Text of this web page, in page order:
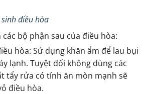
điều hòa
bộ phận sau của điều hòa:
hòa: Sử dụng khăn ẩm để lau bụi
lạnh. Tuyệt đối không dùng các
tẩy rửa có tính ăn mòn mạnh sẽ
điều hòa.